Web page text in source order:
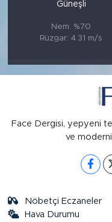
Güneşli
Nem: %70
Rüzgar: 4.31 m/s
Face Dergisi, yepyeni
ve
Nöbetçi Eczaneler
Hava Durumu